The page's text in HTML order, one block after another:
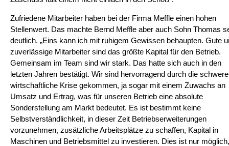
Zufriedene Mitarbeiter haben bei der Firma Meffle einen hohen
Stellenwert. Das machte Bernd Meffle aber auch Sohn Thomas
deutlich. „Eins kann ich mit ruhigem Gewissen behaupten. Gute
zuverlässige Mitarbeiter sind das größte Kapital für den Betrieb.
Gemeinsam im Team sind wir stark. Das hatte sich auch in den
letzten Jahren bestätigt. Wir sind hervorragend durch die schwere
wirtschaftliche Krise gekommen, ja sogar mit einem Zuwachs an
Umsatz und Ertrag, was für unseren Betrieb eine absolute
Sonderstellung am Markt bedeutet. Es ist bestimmt keine
Selbstverständlichkeit, in dieser Zeit Betriebserweiterungen
vorzunehmen, zusätzliche Arbeitsplätze zu schaffen, Kapital in
Maschinen und Betriebsmittel zu investieren. Dies ist nur möglich,